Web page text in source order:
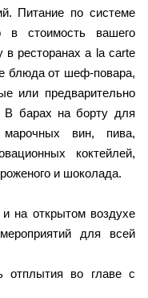
Питание по системе
в стоимость вашего
в ресторанах a la carte
блюда от шеф-повара,
или предварительно
В барах на борту для
вин, пива,
коктейлей,
и шоколада.
на открытом воздухе
для всей
отплытия во главе с